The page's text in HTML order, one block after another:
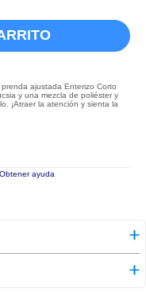
ajustada Enterizo Corto
y una mezcla de poliéster y
¡Atraer la atención y sienta la
Obtener ayuda